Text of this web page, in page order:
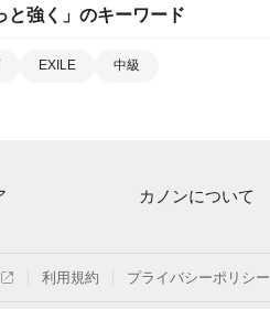
と強く 」のキーワード
EXILE 中級
カノンについて
月額プラン
利用規約 プライバシーポリシー